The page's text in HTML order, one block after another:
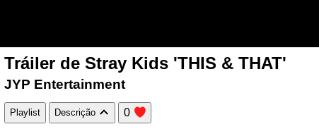
Tráiler de Stray Kids 'THIS & THAT'
JYP Entertainment
Playlist Descrição 0